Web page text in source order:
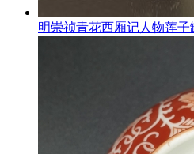
明崇祯青花西厢记人物莲子